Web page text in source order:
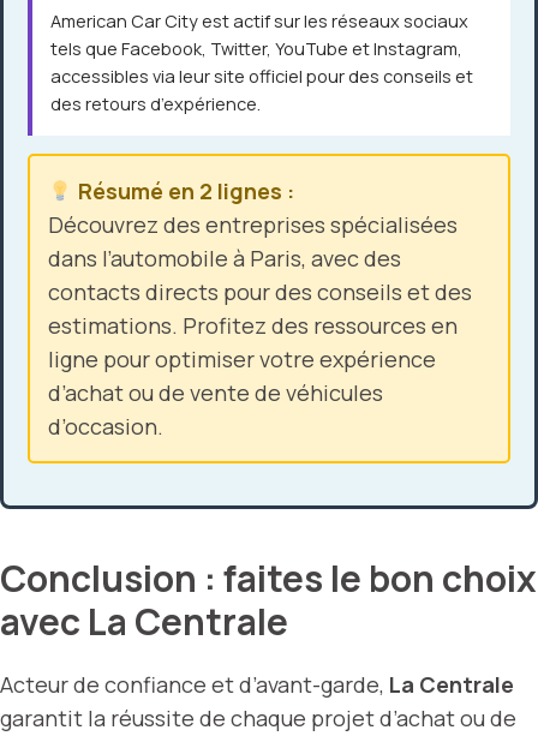
American Car City est actif sur les réseaux sociaux
tels que Facebook, Twitter, YouTube et Instagram,
accessibles via leur site officiel pour des conseils et
des retours d’expérience.
Résumé en 2 lignes :
Découvrez des entreprises spécialisées
dans l’automobile à Paris, avec des
contacts directs pour des conseils et des
estimations. Profitez des ressources en
ligne pour optimiser votre expérience
d’achat ou de vente de véhicules
d’occasion.
Conclusion : faites le bon choix
avec La Centrale
Acteur de confiance et d’avant-garde, La Centrale
garantit la réussite de chaque projet d’achat ou de